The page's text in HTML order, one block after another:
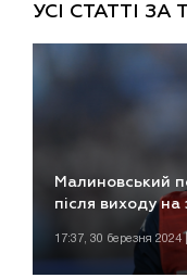
УСІ СТАТТІ ЗА
Малиновський
після виходу на
17:37, 30 березня